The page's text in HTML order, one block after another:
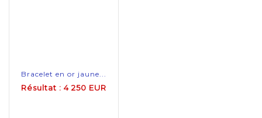
Bracelet en or jaune...
Résultat : 4 250 EUR